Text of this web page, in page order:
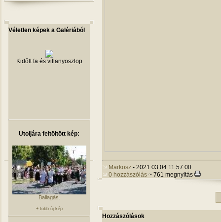
Véletlen képek a Galériából
Kidőlt fa és villanyoszlop
Utoljára feltöltött kép:
Ballagás.
+ több új kép
Markosz - 2021.03.04 11:57:00
0 hozzászólás ~ 761 megnyitás
Hozzászólások